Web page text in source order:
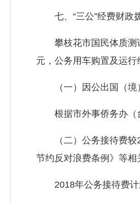
七、“三公”经费财政
攀枝花市国民体质测试
元，公务用车购置及运行
（一）因公出国（境
根据市外事侨务办（台
（二）公务接待费较
节约反对浪费条例》等
2018年公务接待费计